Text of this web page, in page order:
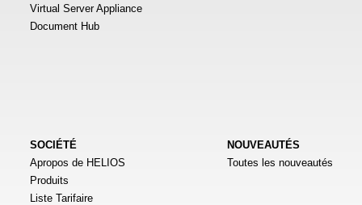
Virtual Server Appliance
Document Hub
SOCIÉTÉ
Apropos de HELIOS
Produits
Liste Tarifaire
NOUVEAUTÉS
Toutes les nouveautés